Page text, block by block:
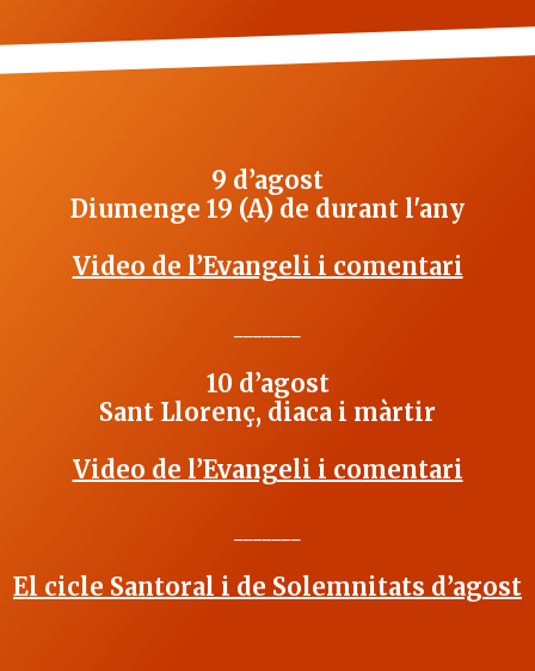
9 d’agost
Diumenge 19 (A) de durant l'any
Video de l’Evangeli i comentari
10 d’agost
Sant Llorenç, diaca i màrtir
Video de l’Evangeli i comentari
El cicle Santoral i de Solemnitats d’agost